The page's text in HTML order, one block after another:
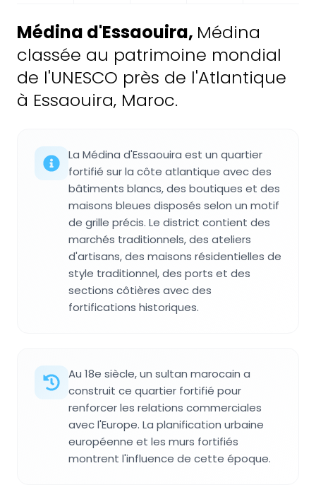
Médina d'Essaouira, Médina
classée au patrimoine mondial
de l'UNESCO près de l'Atlantique
à Essaouira, Maroc.
La Médina d'Essaouira est un quartier
fortifié sur la côte atlantique avec des
bâtiments blancs, des boutiques et des
maisons bleues disposés selon un motif
de grille précis. Le district contient des
marchés traditionnels, des ateliers
d'artisans, des maisons résidentielles de
style traditionnel, des ports et des
sections côtières avec des
fortifications historiques.
Au 18e siècle, un sultan marocain a
construit ce quartier fortifié pour
renforcer les relations commerciales
avec l'Europe. La planification urbaine
européenne et les murs fortifiés
montrent l'influence de cette époque.